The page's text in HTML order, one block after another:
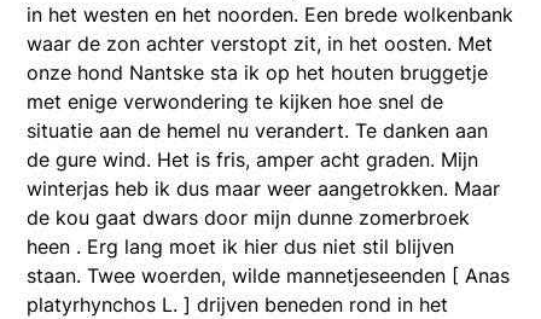
in het westen en het noorden. Een brede wolkenbank
waar de zon achter verstopt zit, in het oosten. Met
onze hond Nantske sta ik op het houten bruggetje
met enige verwondering te kijken hoe snel de
situatie aan de hemel nu verandert. Te danken aan
de gure wind. Het is fris, amper acht graden. Mijn
winterjas heb ik dus maar weer aangetrokken. Maar
de kou gaat dwars door mijn dunne zomerbroek
heen . Erg lang moet ik hier dus niet stil blijven
staan. Twee woerden, wilde mannetjeseenden [ Anas
platyrhynchos L. ] drijven beneden rond in het